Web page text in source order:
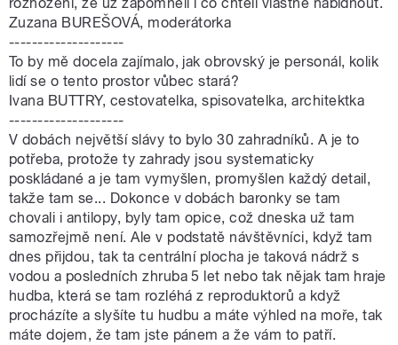
Zuzana BUREŠOVÁ, moderátorka
--------------------
To by mě docela zajímalo, jak obrovský je personál, kolik
lidí se o tento prostor vůbec stará?
Ivana BUTTRY, cestovatelka, spisovatelka, architektka
--------------------
V dobách největší slávy to bylo 30 zahradníků. A je to
potřeba, protože ty zahrady jsou systematicky
poskládané a je tam vymyšlen, promyšlen každý detail,
takže tam se... Dokonce v dobách baronky se tam
chovali i antilopy, byly tam opice, což dneska už tam
samozřejmě není. Ale v podstatě návštěvníci, když tam
dnes přijdou, tak ta centrální plocha je taková nádrž s
vodou a posledních zhruba 5 let nebo tak nějak tam hraje
hudba, která se tam rozléhá z reproduktorů a když
procházíte a slyšíte tu hudbu a máte výhled na moře, tak
máte dojem, že tam jste pánem a že vám to patří.